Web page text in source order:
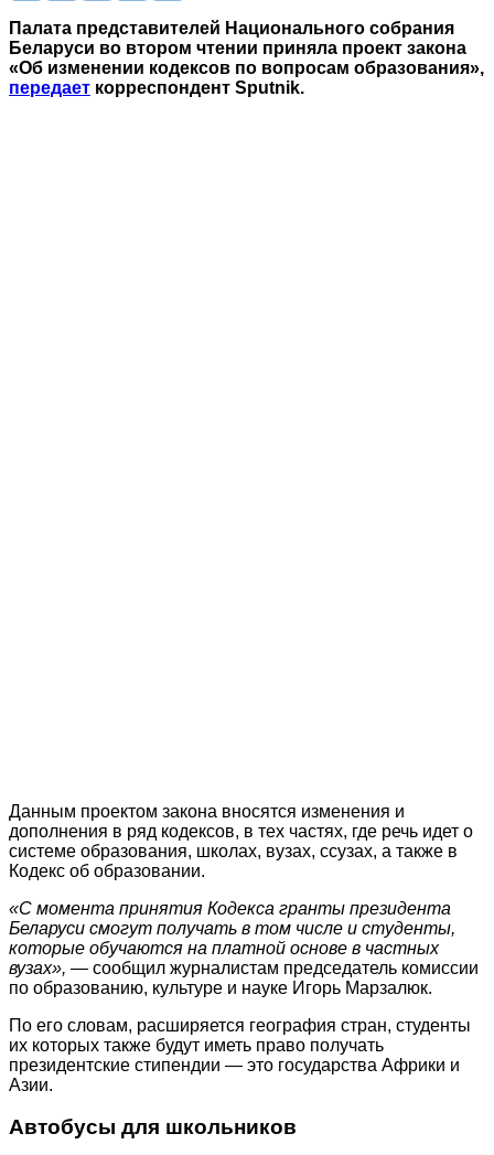
Палата представителей Национального собрания
Беларуси во втором чтении приняла проект закона
«Об изменении кодексов по вопросам образования»,
передает корреспондент Sputnik.
Данным проектом закона вносятся изменения и
дополнения в ряд кодексов, в тех частях, где речь идет о
системе образования, школах, вузах, ссузах, а также в
Кодекс об образовании.
«С момента принятия Кодекса гранты президента
Беларуси смогут получать в том числе и студенты,
которые обучаются на платной основе в частных
вузах», — сообщил журналистам председатель комиссии
по образованию, культуре и науке Игорь Марзалюк.
По его словам, расширяется география стран, студенты
их которых также будут иметь право получать
президентские стипендии — это государства Африки и
Азии.
Автобусы для школьников